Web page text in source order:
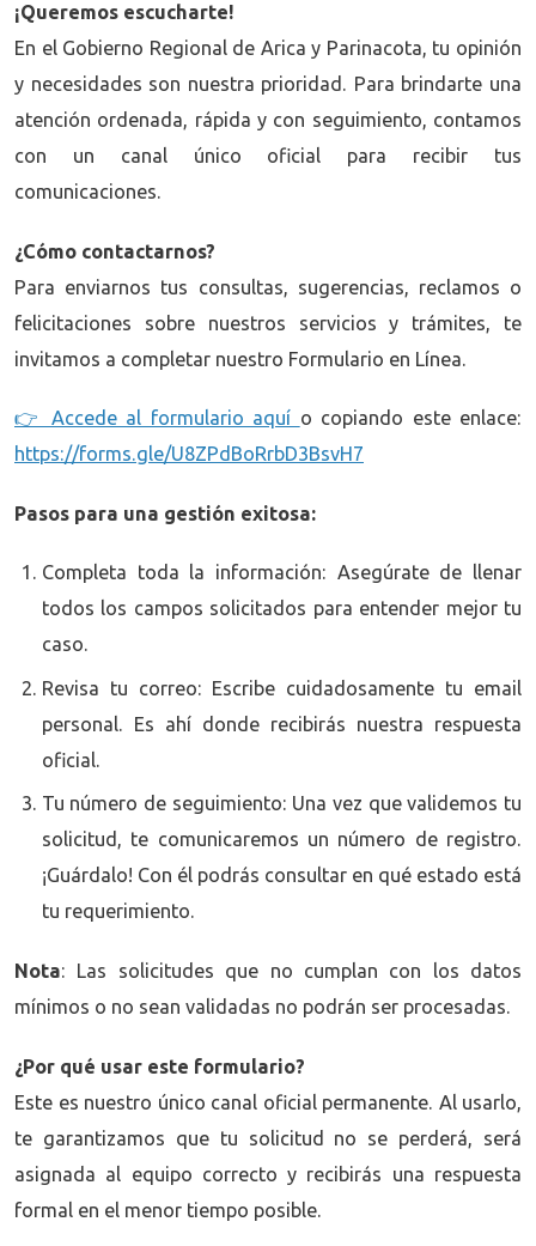
¡Queremos escucharte!
En el Gobierno Regional de Arica y Parinacota, tu opinión
y necesidades son nuestra prioridad. Para brindarte una
atención ordenada, rápida y con seguimiento, contamos
con un canal único oficial para recibir tus
comunicaciones.
¿Cómo contactarnos?
Para enviarnos tus consultas, sugerencias, reclamos o
felicitaciones sobre nuestros servicios y trámites, te
invitamos a completar nuestro Formulario en Línea.
👉 Accede al formulario aquí o copiando este enlace:
https://forms.gle/U8ZPdBoRrbD3BsvH7
Pasos para una gestión exitosa:
Completa toda la información: Asegúrate de llenar
todos los campos solicitados para entender mejor tu
caso.
Revisa tu correo: Escribe cuidadosamente tu email
personal. Es ahí donde recibirás nuestra respuesta
oficial.
Tu número de seguimiento: Una vez que validemos tu
solicitud, te comunicaremos un número de registro.
¡Guárdalo! Con él podrás consultar en qué estado está
tu requerimiento.
Nota: Las solicitudes que no cumplan con los datos
mínimos o no sean validadas no podrán ser procesadas.
¿Por qué usar este formulario?
Este es nuestro único canal oficial permanente. Al usarlo,
te garantizamos que tu solicitud no se perderá, será
asignada al equipo correcto y recibirás una respuesta
formal en el menor tiempo posible.